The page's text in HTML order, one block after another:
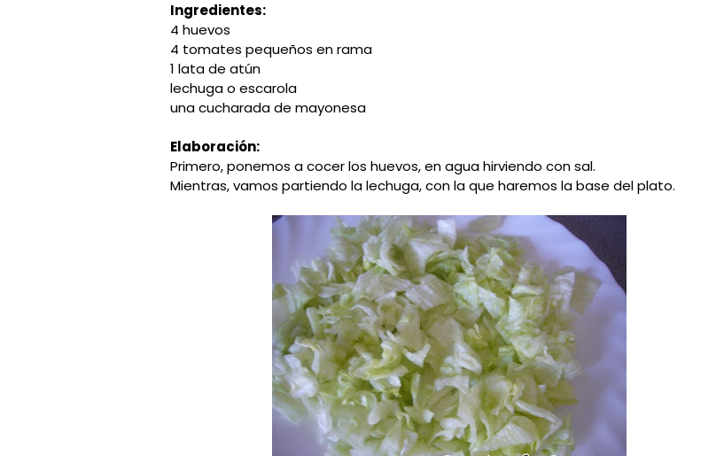
Ingredientes:
4 huevos
4 tomates pequeños en rama
1 lata de atún
lechuga o escarola
una cucharada de mayonesa
Elaboración:
Primero, ponemos a cocer los huevos, en agua hirviendo con sal.
Mientras, vamos partiendo la lechuga, con la que haremos la base del plato.